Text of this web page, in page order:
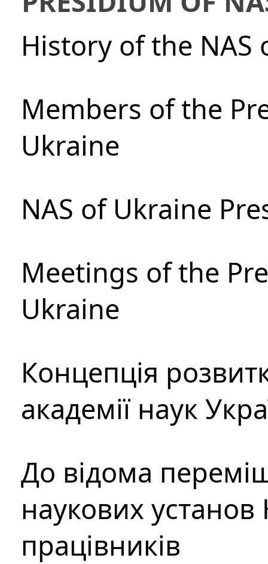
History of the NAS
Members of the
Ukraine
NAS of Ukraine
Meetings of the
Ukraine
Концепція
академії наук
До відома
наукових установ
працівників